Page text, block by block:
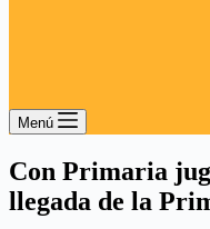
Menú
Con Primaria
llegada de la